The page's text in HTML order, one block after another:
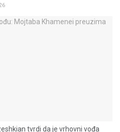
tvrdi da je vrhovni vođa